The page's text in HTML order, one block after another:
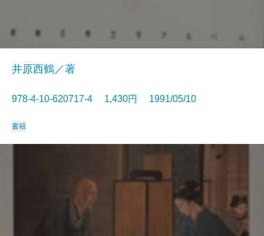
井原西鶴／著
978-4-10-620717-4 1,430円 1991/05/10
書籍